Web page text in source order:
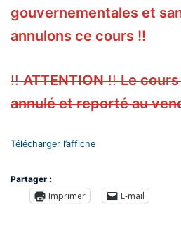
gouvernementales et
annulons ce cours !!
!!ATTENTION!!Le
annulé et reporté au
Télécharger l’affiche
Partager :
Imprimer E-mail